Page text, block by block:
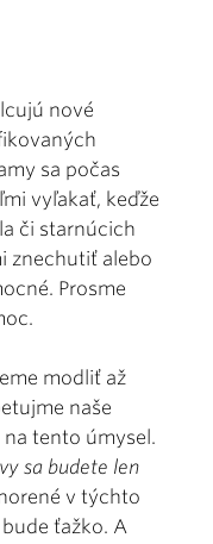
nové
sa počas
vyľakať, keďže
či starnúcich
znechutiť alebo
Prosme
modliť až
naše
tento úmysel.
sa budete len
v týchto
ťažko. A